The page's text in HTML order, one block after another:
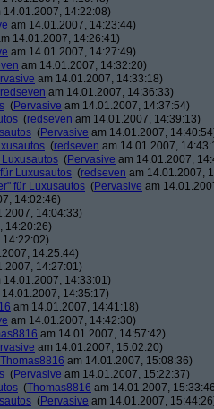
14.01.2007, 14:22:08)
am 14.01.2007, 14:23:44)
14.01.2007, 14:26:41)
am 14.01.2007, 14:27:49)
am 14.01.2007, 14:32:20)
am 14.01.2007, 14:33:18)
redseven am 14.01.2007, 14:36:33)
(Pervasive am 14.01.2007, 14:37:54)
(redseven am 14.01.2007, 14:39:13)
(Pervasive am 14.01.2007,
(redseven am 14.01.2007,
(Pervasive am 14.01.2007,
Luxusautos (redseven am 14.01.2007,
für Luxusautos (Pervasive am
14:02:46)
14:04:33)
14:20:26)
14:25:44)
14:27:01)
14.01.2007, 14:33:01)
14:35:17)
am 14.01.2007, 14:41:18)
am 14.01.2007, 14:42:30)
am 14.01.2007, 14:57:42)
am 14.01.2007, 15:02:20)
Thomas8816 am 14.01.2007, 15:08:36)
(Pervasive am 14.01.2007, 15:22:37)
(Thomas8816 am 14.01.2007,
(Pervasive am 14.01.2007,